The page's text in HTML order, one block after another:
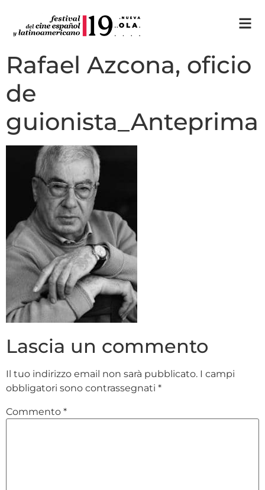
Rafael Azcona, oficio
de
guionista_Anteprima
Lascia un commento
Il tuo indirizzo email non sarà pubblicato. I campi
obbligatori sono contrassegnati *
Commento *